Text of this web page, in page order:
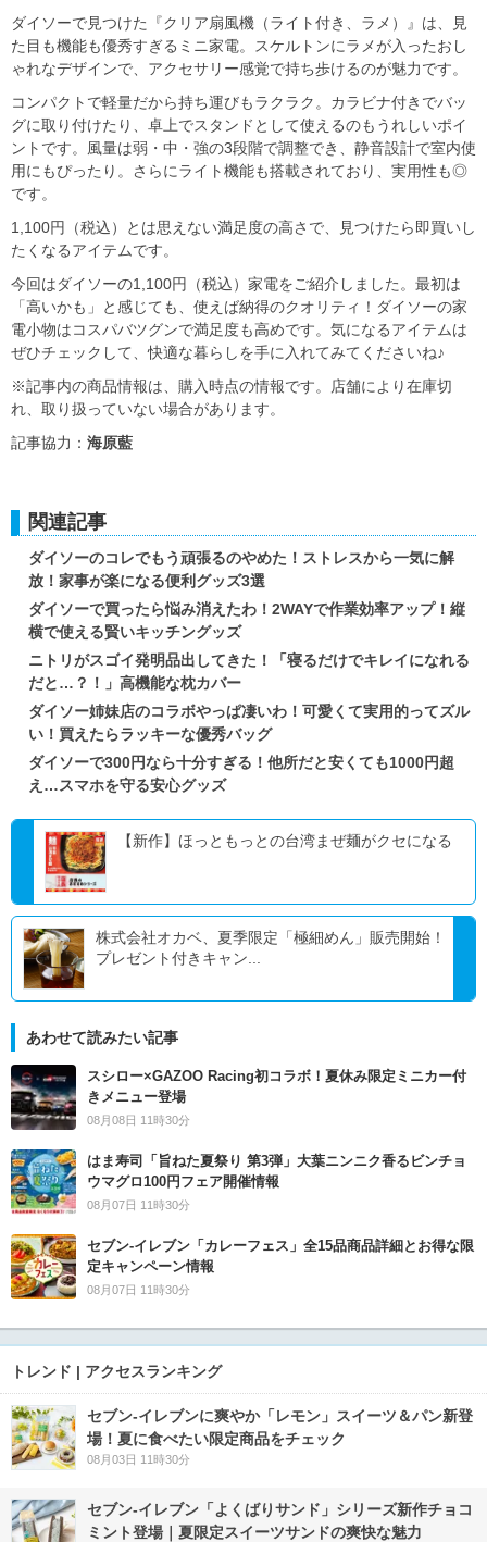
ダイソーで見つけた『クリア扇風機（ライト付き、ラメ）』は、見
た目も機能も優秀すぎるミニ家電。スケルトンにラメが入ったおし
ゃれなデザインで、アクセサリー感覚で持ち歩けるのが魅力です。
コンパクトで軽量だから持ち運びもラクラク。カラビナ付きでバッ
グに取り付けたり、卓上でスタンドとして使えるのもうれしいポイ
ントです。風量は弱・中・強の3段階で調整でき、静音設計で室内使
用にもぴったり。さらにライト機能も搭載されており、実用性も◎
です。
1,100円（税込）とは思えない満足度の高さで、見つけたら即買いし
たくなるアイテムです。
今回はダイソーの1,100円（税込）家電をご紹介しました。最初は
「高いかも」と感じても、使えば納得のクオリティ！ダイソーの家
電小物はコスパバツグンで満足度も高めです。気になるアイテムは
ぜひチェックして、快適な暮らしを手に入れてみてくださいね♪
※記事内の商品情報は、購入時点の情報です。店舗により在庫切
れ、取り扱っていない場合があります。
記事協力： 海原藍
関連記事
ダイソーのコレでもう頑張るのやめた！ストレスから一気に解
放！家事が楽になる便利グッズ3選
ダイソーで買ったら悩み消えたわ！2WAYで作業効率アップ！縦
横で使える賢いキッチングッズ
ニトリがスゴイ発明品出してきた！「寝るだけでキレイになれる
だと…？！」高機能な枕カバー
ダイソー姉妹店のコラボやっぱ凄いわ！可愛くて実用的ってズル
い！買えたらラッキーな優秀バッグ
ダイソーで300円なら十分すぎる！他所だと安くても1000円超
え…スマホを守る安心グッズ
【新作】ほっともっとの台湾まぜ麺がクセになる
株式会社オカベ、夏季限定「極細めん」販売開始！
プレゼント付きキャン...
あわせて読みたい記事
スシロー×GAZOO Racing初コラボ！夏休み限定ミニカー付
きメニュー登場
08月08日 11時30分
はま寿司「旨ねた夏祭り 第3弾」大葉ニンニク香るビンチョ
ウマグロ100円フェア開催情報
08月07日 11時30分
セブン‐イレブン「カレーフェス」全15品商品詳細とお得な限
定キャンペーン情報
08月07日 11時30分
トレンド | アクセスランキング
セブン‐イレブンに爽やか「レモン」スイーツ＆パン新登
場！夏に食べたい限定商品をチェック
08月03日 11時30分
セブン‐イレブン「よくばりサンド」シリーズ新作チョコ
ミント登場｜夏限定スイーツサンドの爽快な魅力